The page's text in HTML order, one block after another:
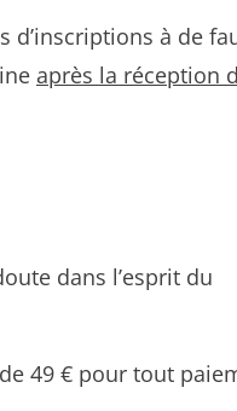
d’inscriptions à de
après la réception
dans l’esprit du
49 € pour tout